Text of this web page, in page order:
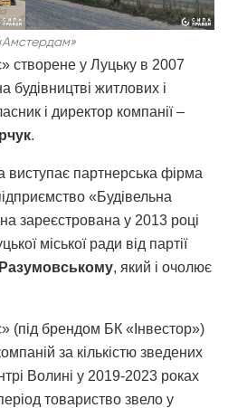
створене у Луцьку в 2007
будівництві житлових і
і директор компанії –
.
виступає партнерська фірма
«Будівельна
зареєстрована у 2013 році
міської ради від партії
, який і очолює
(під брендом БК «Інвестор»)
за кількістю зведених
Волині у 2019-2023 роках
товариство звело у